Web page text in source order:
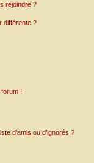
rejoindre ?
différente ?
!
d’amis ou d’ignorés ?